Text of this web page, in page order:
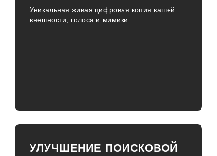
Уникальная живая цифровая копия вашей
внешности, голоса и мимики
УЛУЧШЕНИЕ ПОИСКОВОЙ